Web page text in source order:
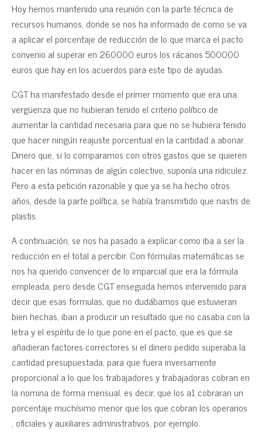
Hoy hemos mantenido una reunión con la parte técnica de
recursos humanos, donde se nos ha informado de como se va
a aplicar el porcentaje de reducción de lo que marca el pacto
convenio al superar en 260000 euros los rácanos 500000
euros que hay en los acuerdos para este tipo de ayudas.
CGT ha manifestado desde el primer momento que era una
vergüenza que no hubieran tenido el criterio político de
aumentar la cantidad necesaria para que no se hubiera tenido
que hacer ningún reajuste porcentual en la cantidad a abonar.
Dinero que, si lo comparamos con otros gastos que se quieren
hacer en las nóminas de algún colectivo, suponía una ridiculez.
Pero a esta petición razonable y que ya se ha hecho otros
años, desde la parte política, se había transmitido que nastis de
plastis.
A continuación, se nos ha pasado a explicar como iba a ser la
reducción en el total a percibir. Con fórmulas matemáticas se
nos ha querido convencer de lo imparcial que era la fórmula
empleada, pero desde CGT enseguida hemos intervenido para
decir que esas formulas, que no dudábamos que estuvieran
bien hechas, iban a producir un resultado que no casaba con la
letra y el espíritu de lo que pone en el pacto, que es que se
añadieran factores correctores si el dinero pedido superaba la
cantidad presupuestada, para que fuera inversamente
proporcional a lo que los trabajadores y trabajadoras cobran en
la nomina de forma mensual, es decir, que los a1 cobraran un
porcentaje muchísimo menor que los que cobran los operarios
, oficiales y auxiliares administrativos, por ejemplo.